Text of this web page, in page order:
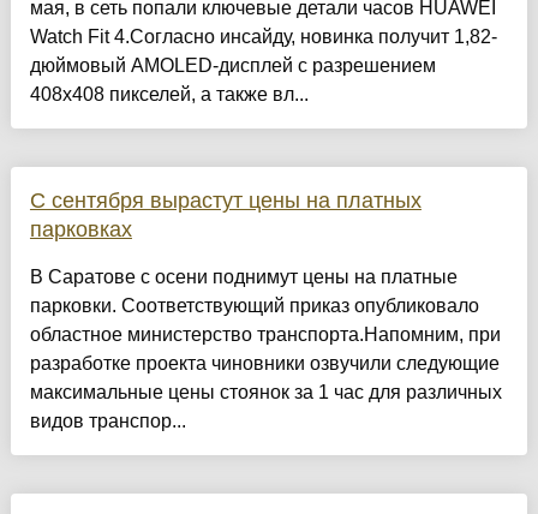
мая, в сеть попали ключевые детали часов HUAWEI
Watch Fit 4.Согласно инсайду, новинка получит 1,82-
дюймовый AMOLED-дисплей с разрешением
408х408 пикселей, а также вл...
С сентября вырастут цены на платных
парковках
В Саратове с осени поднимут цены на платные
парковки. Соответствующий приказ опубликовало
областное министерство транспорта.Напомним, при
разработке проекта чиновники озвучили следующие
максимальные цены стоянок за 1 час для различных
видов транспор...